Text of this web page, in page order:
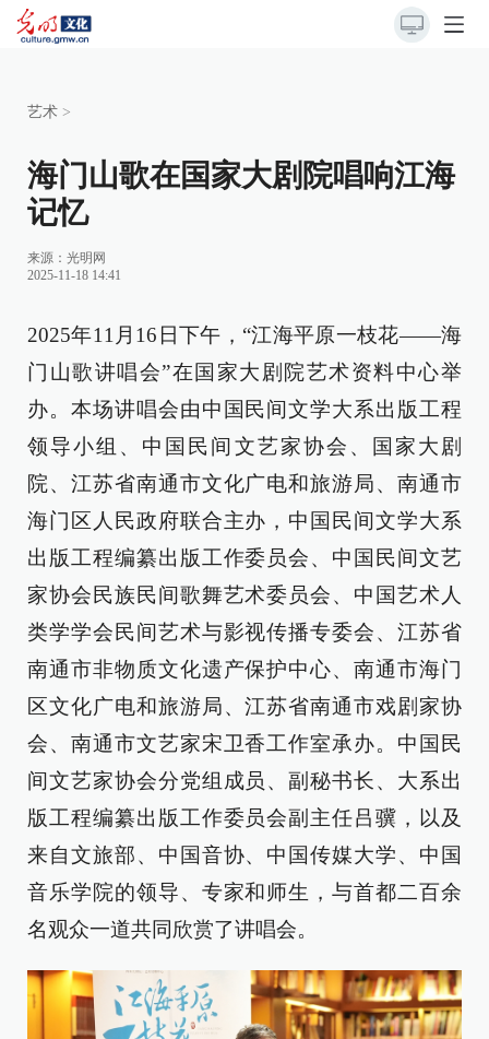
艺术 >
海门山歌在国家大剧院唱响江海
记忆
来源： 光明网
2025-11-18 14:41
2025年11月16日下午，“江海平原一枝花——海
门山歌讲唱会”在国家大剧院艺术资料中心举
办。本场讲唱会由中国民间文学大系出版工程
领导小组、中国民间文艺家协会、国家大剧
院、江苏省南通市文化广电和旅游局、南通市
海门区人民政府联合主办，中国民间文学大系
出版工程编纂出版工作委员会、中国民间文艺
家协会民族民间歌舞艺术委员会、中国艺术人
类学学会民间艺术与影视传播专委会、江苏省
南通市非物质文化遗产保护中心、南通市海门
区文化广电和旅游局、江苏省南通市戏剧家协
会、南通市文艺家宋卫香工作室承办。中国民
间文艺家协会分党组成员、副秘书长、大系出
版工程编纂出版工作委员会副主任吕骥，以及
来自文旅部、中国音协、中国传媒大学、中国
音乐学院的领导、专家和师生，与首都二百余
名观众一道共同欣赏了讲唱会。